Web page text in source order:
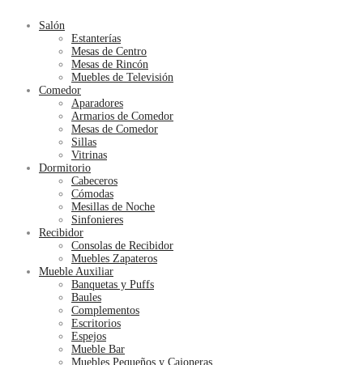
Salón
Estanterías
Mesas de Centro
Mesas de Rincón
Muebles de Televisión
Comedor
Aparadores
Armarios de Comedor
Mesas de Comedor
Sillas
Vitrinas
Dormitorio
Cabeceros
Cómodas
Mesillas de Noche
Sinfonieres
Recibidor
Consolas de Recibidor
Muebles Zapateros
Mueble Auxiliar
Banquetas y Puffs
Baules
Complementos
Escritorios
Espejos
Mueble Bar
Muebles Pequeños y Cajoneras